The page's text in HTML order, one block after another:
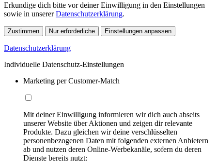
Erkundige dich bitte vor deiner Einwilligung in den Einstellungen
sowie in unsererDatenschutzerklärung.
Zustimmen Nur erforderliche Einstellungen anpassen
Datenschutzerklärung
Individuelle Datenschutz-Einstellungen
Marketing per Customer-Match
Mit deiner Einwilligung informieren wir dich auch abseits
unserer Website über Aktionen und zeigen dir relevante
Produkte. Dazu gleichen wir deine verschlüsselten
personenbezogenen Daten mit folgenden externen Anbietern
ab und nutzen deren Online-Werbekanäle, sofern du deren
Dienste bereits nutzt: